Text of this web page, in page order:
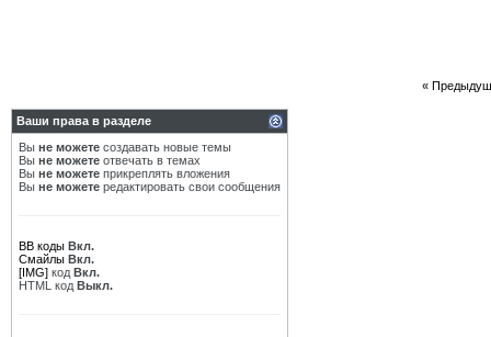
«
Ваши права в разделе
Вы не можете создавать новые темы
Вы не можете отвечать в темах
Вы не можете прикреплять вложения
Вы не можете редактировать свои сообщения
BB коды Вкл.
Смайлы Вкл.
[IMG] код Вкл.
HTML код Выкл.